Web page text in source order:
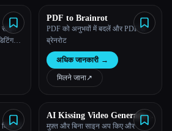
साइन
के
PDF to Brainrot
PDF को अनुभवों में बदलें और PDF से
ब्रेनरोट
अधिक जानकारी →
मिलने जाना↗︎
क्लिप में
AI Kissing Video Generator -
Supawork AI | Free & no
मुफ़्त और बिना साइन अप किए और